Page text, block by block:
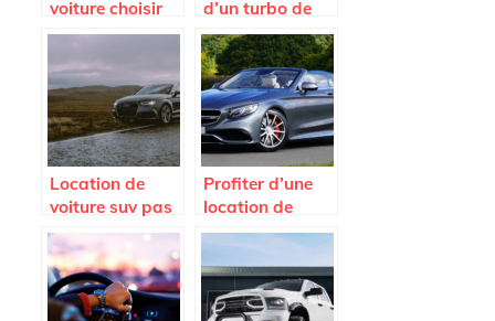
voiture choisir
sur l’Ile de la
d’un turbo de
voiture HS et les
causes de
l’endommagem
ent
Location de
voiture suv pas
cher : les
avantages a
decouvrir
Profiter d’une
location de
voiture haut de
voyager avec
style